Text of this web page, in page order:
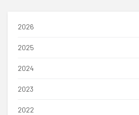
2026
2025
2024
2023
2022